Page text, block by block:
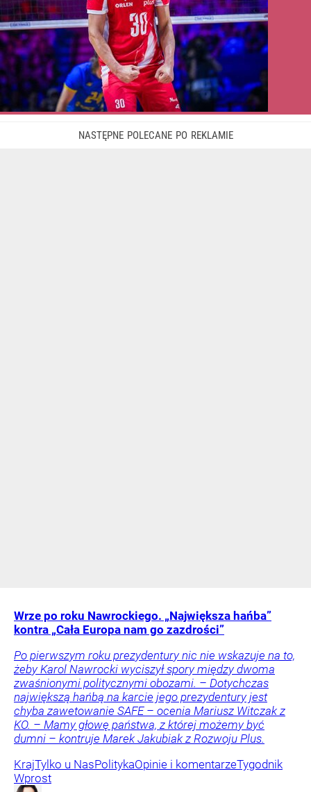
Wrze po roku Nawrockiego. „Największa hańba”
kontra „Cała Europa nam go zazdrości”
Po pierwszym roku prezydentury nic nie wskazuje na to,
żeby Karol Nawrocki wyciszył spory między dwoma
zwaśnionymi politycznymi obozami. – Dotychczas
największą hańbą na karcie jego prezydentury jest
chyba zawetowanie SAFE – ocenia Mariusz Witczak z
KO. – Mamy głowę państwa, z której możemy być
dumni – kontruje Marek Jakubiak z Rozwoju Plus.
KrajTylko u NasPolitykaOpinie i komentarzeTygodnik
Wprost